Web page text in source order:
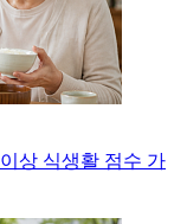
상 식생활 점수 가